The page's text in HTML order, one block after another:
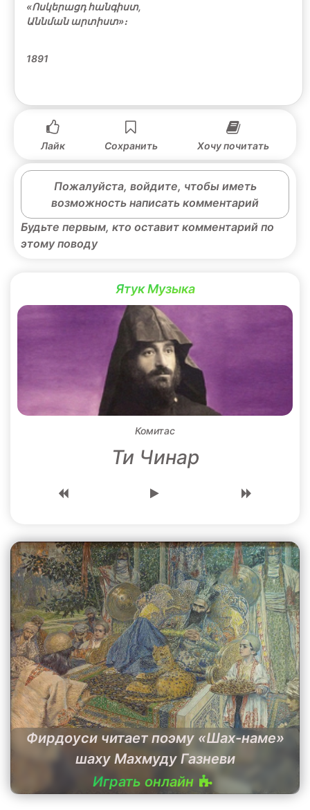
«Ոսկերացդ հանգիստ,
Աննման արտիստ»։
1891
Лайк Сохранить Хочу почитать
Пожалуйста, войдите, чтобы иметь
возможность написать комментарий
Будьте первым, кто оставит комментарий по
этому поводу
Ятук Музыка
Комитас
Ти Чинар
Фирдоуси читает поэму «Шах-наме»
шаху Махмуду Газневи
Играть онлайн